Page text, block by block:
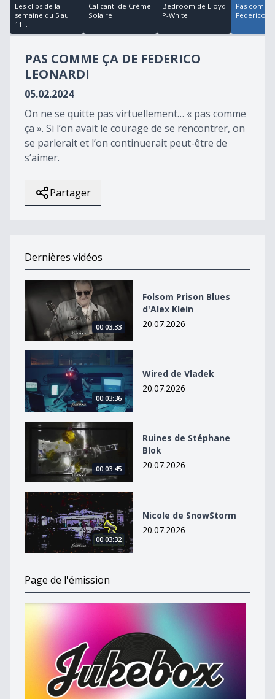
22
minutes,
33
seconds
Les clips de la
semaine du 5 au
11...
Calicanti de Crème
Solaire
Bedroom de Lloyd
P-White
Pas
Federico
PAS COMME ÇA DE FEDERICO
LEONARDI
05.02.2024
On ne se quitte pas virtuellement… « pas comme
ça ». Si l’on avait le courage de se rencontrer, on
se parlerait et l’on continuerait peut-être de
s’aimer.
Partager
Dernières vidéos
Folsom Prison Blues d&#039;Alex Klein
00:03:33
Folsom Prison Blues
d'Alex Klein
20.07.2026
Wired de Vladek
00:03:36
Wired de Vladek
20.07.2026
Ruines de Stéphane Blok
00:03:45
Ruines de Stéphane
Blok
20.07.2026
Nicole de SnowStorm
00:03:32
Nicole de SnowStorm
20.07.2026
Page de l'émission